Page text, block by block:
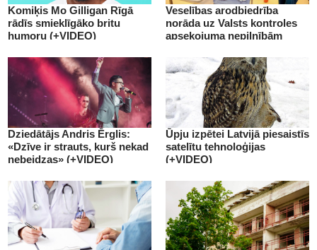
Komiķis Mo Gilligan Rīgā
rādīs smieklīgāko britu
humoru (+VIDEO)
Veselības arodbiedrība
norāda uz Valsts kontroles
apsekojuma nepilnībām
Dziedātājs Andris Ērglis:
«Dzīve ir strauts, kurš nekad
nebeidzas» (+VIDEO)
Ūpju izpētei Latvijā piesaistīs
satelītu tehnoloģijas
(+VIDEO)